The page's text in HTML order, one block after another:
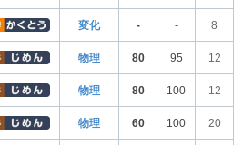
変化 - - 8
物理 80 95 12
物理 80 100 12
物理 60 100 20